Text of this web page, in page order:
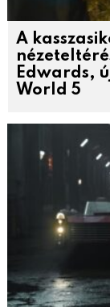
A
Edwards,
World 5